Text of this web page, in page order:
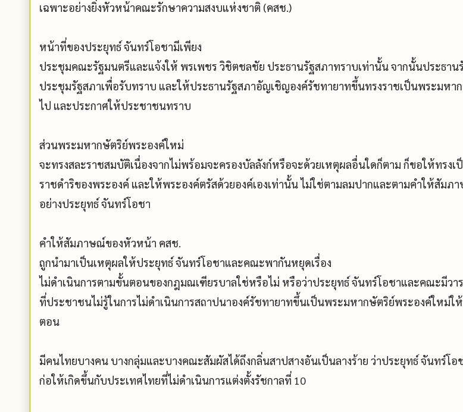
เฉพาะอย่างยิ่งหัวหน้าคณะรักษาความสงบแห่งชาติ (คสช.)
หน้าที่ของประยุทธ์ จันทร์โอชามีเพียง
ประชุมคณะรัฐมนตรีและแจ้งให้ พรเพชร วิชิตชลชัย ประธานรัฐสภาทราบเท่านั้น จากนั้นประธาน
ประชุมรัฐสภาเพื่อรับทราบ และให้ประธานรัฐสภาอัญเชิญองค์รัชทายาทขึ้นทรงราชเป็นพระมหา
ไป และประกาศให้ประชาชนทราบ
ส่วนพระมหากษัตริย์พระองค์ใหม่
จะทรงสละราชสมบัติเนื่องจากไม่พร้อมจะครองบัลลังก์หรือจะด้วยเหตุผลอื่นใดก็ตาม ก็ขอให้ทรงเ
ราชดำริของพระองค์ และให้พระองค์ตรัสด้วยองค์เองเท่านั้น ไม่ใช่ตามลมปากและตามคำให้สัมภ
อย่างประยุทธ์ จันทร์โอชา
คำให้สัมภาษณ์ของหัวหน้า คสช.
ถูกนำมาเป็นเหตุผลให้ประยุทธ์ จันทร์โอชาและคณะพากันหยุดเรื่อง
ไม่ดำเนินการตามขั้นตอนของกฎมณเฑียรบาลใช่หรือไม่ หรือว่าประยุทธ์ จันทร์โอชาและคณะมีวา
ที่ประชาชนไม่รู้ในการไม่ดำเนินการสถาปนาองค์รัชทายาทขึ้นเป็นพระมหากษัตริย์พระองค์ใหม่ใ
ตอน
มีคนไทยบางคน บางกลุ่มและบางคณะสัมผัสได้ถึงกลิ่นสาปสางอันเป็นลางร้าย ว่าประยุทธ์ จันทร์โ
ก่อให้เกิดขึ้นกับประเทศไทยที่ไม่ดำเนินการแต่งตั้งรัชกาลที่ 10